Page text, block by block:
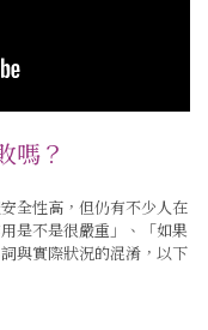
嗎？
全性高，但仍有不少人在
是不是很嚴重」、「如果
與實際狀況的混淆，以下